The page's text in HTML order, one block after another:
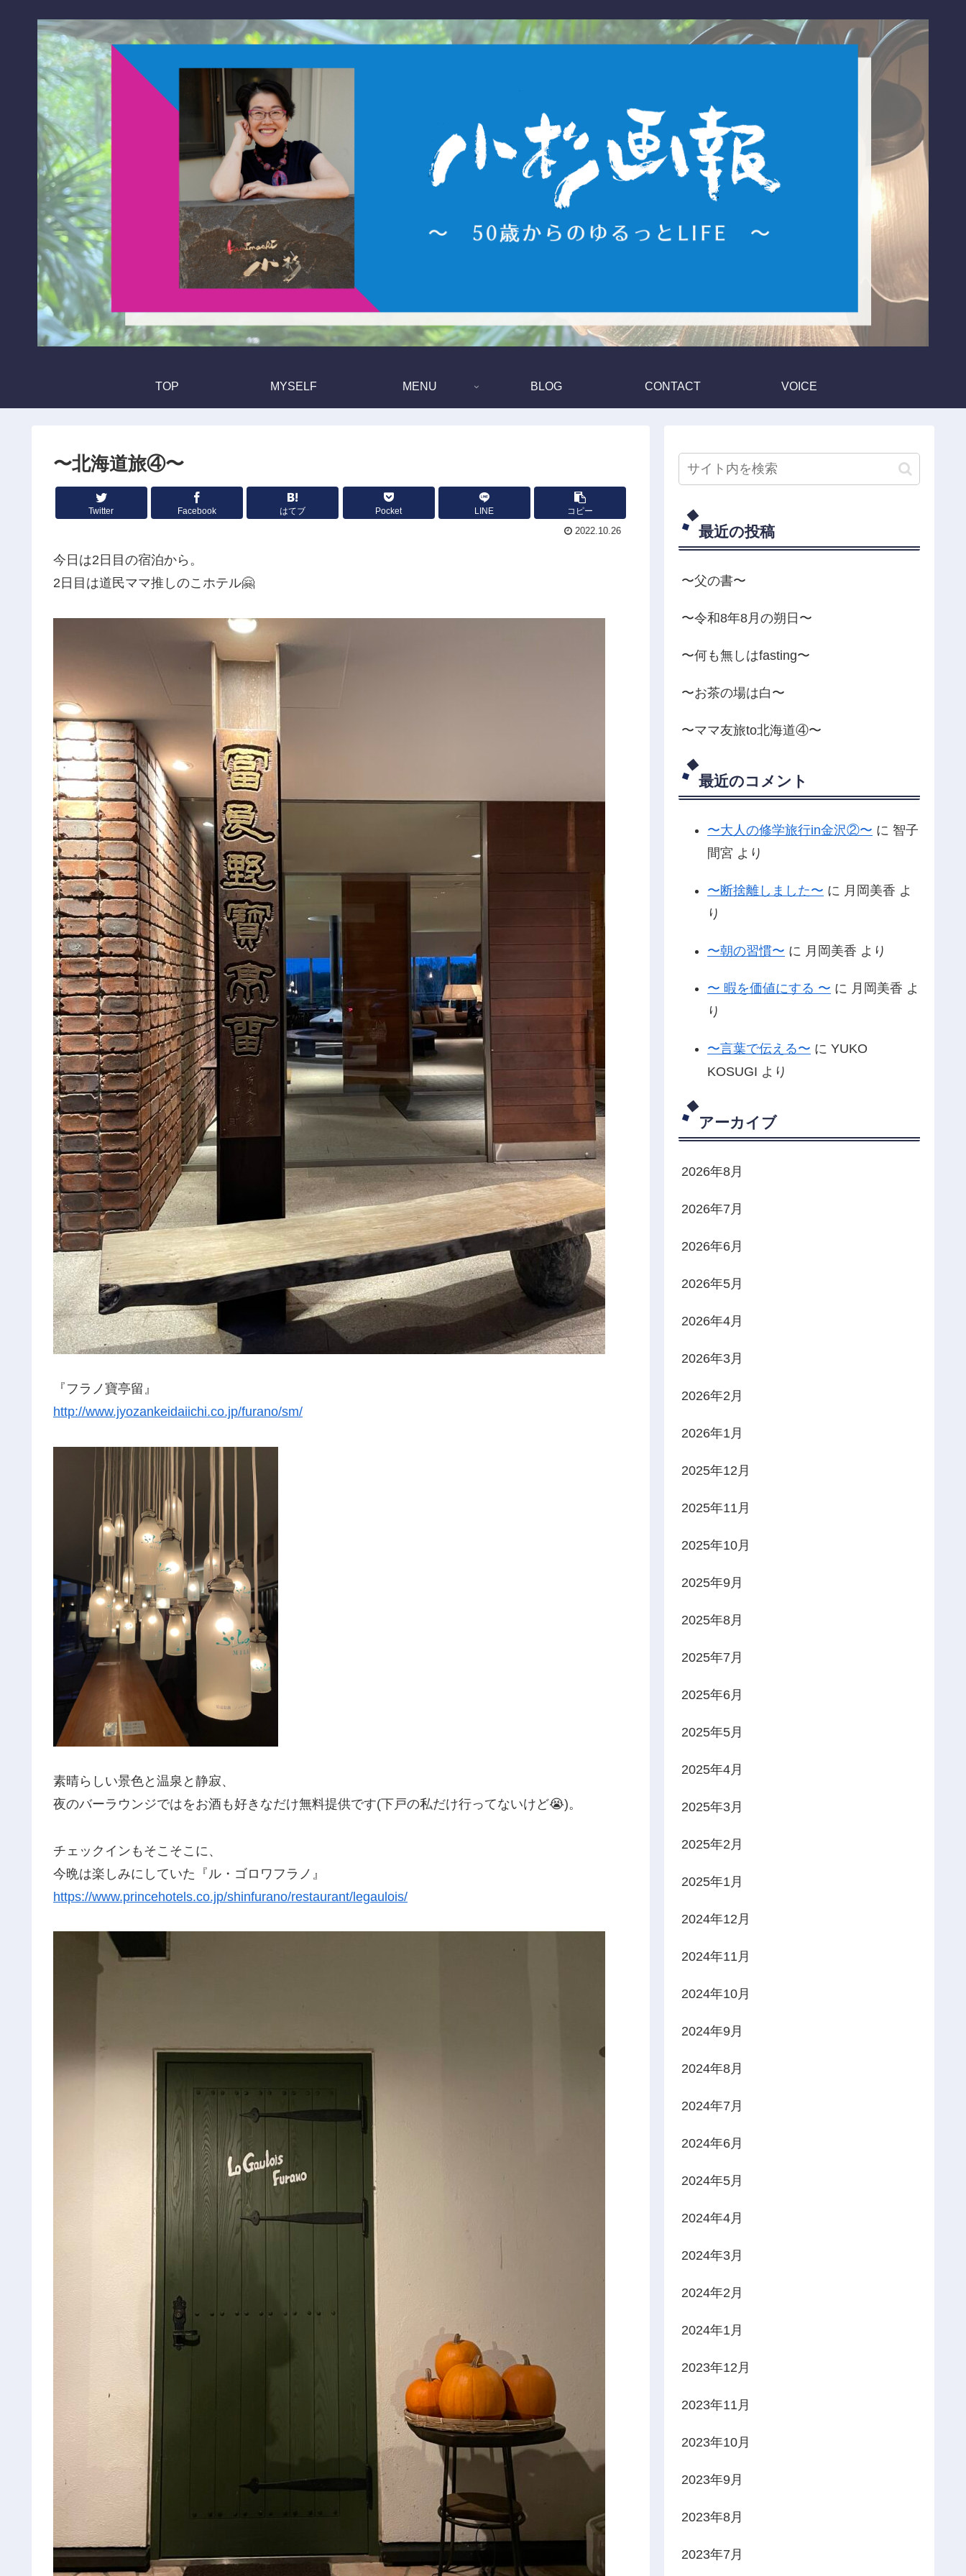
TOP MYSELF MENU BLOG CONTACT VOICE
〜北海道旅④〜
Twitter Facebook はてブ Pocket LINE コピー
2022.10.26
今日は2日目の宿泊から。
2日目は道民ママ推しのこホテル🤗
『フラノ寶亭留』
http://www.jyozankeidaiichi.co.jp/furano/sm/
素晴らしい景色と温泉と静寂、
夜のバーラウンジではをお酒も好きなだけ無料提供です(下戸の私だけ行ってないけど😭)。
チェックインもそこそこに、
今晩は楽しみにしていた『ル・ゴロワフラノ』
https://www.princehotels.co.jp/shinfurano/restaurant/legaulois/
最近の投稿
〜父の書〜
〜令和8年8月の朔日〜
〜何も無しはfasting〜
〜お茶の場は白〜
〜ママ友旅to北海道④〜
最近のコメント
〜大人の修学旅行in金沢②〜 に 智子
間宮 より
〜断捨離しました〜 に 月岡美香 よ
り
〜朝の習慣〜 に 月岡美香 より
〜 暇を価値にする 〜 に 月岡美香 よ
り
〜言葉で伝える〜 に YUKO
KOSUGI より
アーカイブ
2026年8月
2026年7月
2026年6月
2026年5月
2026年4月
2026年3月
2026年2月
2026年1月
2025年12月
2025年11月
2025年10月
2025年9月
2025年8月
2025年7月
2025年6月
2025年5月
2025年4月
2025年3月
2025年2月
2025年1月
2024年12月
2024年11月
2024年10月
2024年9月
2024年8月
2024年7月
2024年6月
2024年5月
2024年4月
2024年3月
2024年2月
2024年1月
2023年12月
2023年11月
2023年10月
2023年9月
2023年8月
2023年7月